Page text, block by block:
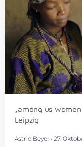
„among us
Leipzig
Astrid Beyer 27.